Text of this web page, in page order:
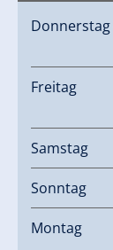
Donnerstag
Freitag
Samstag
Sonntag
Montag